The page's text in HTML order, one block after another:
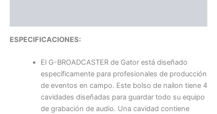
ESPECIFICACIONES:
El G-BROADCASTER de Gator está diseñado
específicamente para profesionales de producción
de eventos en campo. Este bolso de nailon tiene 4
cavidades diseñadas para guardar todo su equipo
de grabación de audio. Una cavidad contiene